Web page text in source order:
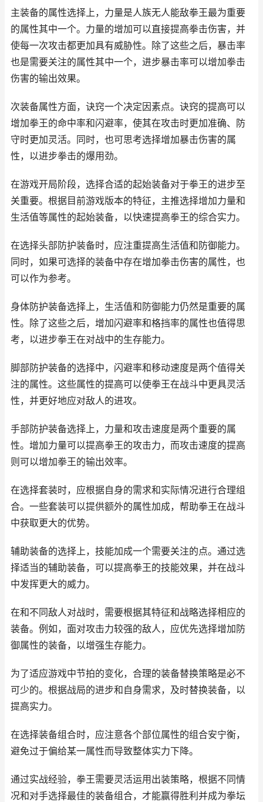
主装备的属性选择上，力量是人族无人能敌拳王最为重要
的属性其中一个。力量的增加可以直接提高拳击伤害，并
使每一次攻击都更加具有威胁性。除了这些之后，暴击率
也是需要关注的属性其中一个，进步暴击率可以增加拳击
伤害的输出效果。
次装备属性方面，诀窍一个决定因素点。诀窍的提高可以
增加拳王的命中率和闪避率，使其在攻击时更加准确、防
守时更加灵活。同时，也可思考选择增加暴击伤害的属
性，以进步拳击的爆用劲。
在游戏开局阶段，选择合适的起始装备对于拳王的进步至
关重要。根据目前游戏版本的特征，主推选择增加力量和
生活值等属性的起始装备，以快速提高拳王的综合实力。
在选择头部防护装备时，应注重提高生活值和防御能力。
同时，如果可选择的装备中存在增加拳击伤害的属性，也
可以作为参考。
身体防护装备选择上，生活值和防御能力仍然是重要的属
性。除了这些之后，增加闪避率和格挡率的属性也值得思
考，以进步拳王在对战中的生存能力。
脚部防护装备的选择中，闪避率和移动速度是两个值得关
注的属性。这些属性的提高可以使拳王在战斗中更具灵活
性，并更好地应对敌人的进攻。
手部防护装备选择上，力量和攻击速度是两个重要的属
性。增加力量可以提高拳王的攻击力，而攻击速度的提高
则可以增加拳王的输出效率。
在选择套装时，应根据自身的需求和实际情况进行合理组
合。一些套装可以提供额外的属性加成，帮助拳王在战斗
中获取更大的优势。
辅助装备的选择上，技能加成一个需要关注的点。通过选
择适当的辅助装备，可以提高拳王的技能效果，并在战斗
中发挥更大的威力。
在和不同敌人对战时，需要根据其特征和战略选择相应的
装备。例如，面对攻击力较强的敌人，应优先选择增加防
御属性的装备，以增强生存能力。
为了适应游戏中节拍的变化，合理的装备替换策略是必不
可少的。根据战局的进步和自身需求，及时替换装备，以
提高实力。
在选择装备组合时，应注意各个部位属性的组合安宁衡，
避免过于偏给某一属性而导致整体实力下降。
通过实战经验，拳王需要灵活运用出装策略，根据不同情
况和对手选择最佳的装备组合，才能赢得胜利并成为拳坛